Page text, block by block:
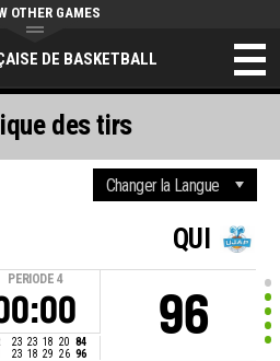
DE BASKETBALL
OTHER GAMES
PERIODE 4
23 23 18 20 84
23 18 29 26 96
QUI
96
des tirs